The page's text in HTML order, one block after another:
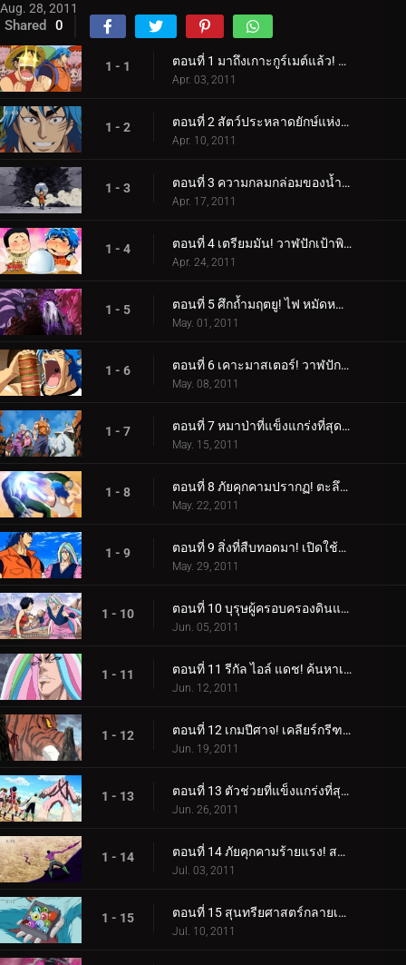
Aug. 28, 2011
Shared 0
1 - 1 ตอนที่ 1 มาถึงเกาะกูร์เมต์แล้ว! นักล่าอาหาร โทริโกะ ปรากฏตัว!
Apr. 03, 2011
1 - 2 ตอนที่ 2 สัตว์ประหลาดยักษ์แห่งดินแดนที่ยังไม่มีใครสำรวจ! โทริโกะ จับตัวการาราเกเตอร์!
Apr. 10, 2011
1 - 3 ตอนที่ 3 ความกลมกล่อมของน้ำผลไม้เจ็ดสี! รับผลไม้สายรุ้ง!
Apr. 17, 2011
1 - 4 ตอนที่ 4 เตรียมมัน! วาฬปักเป้าพิษ! โคโค่ ราชาแห่งสวรรค์ปรากฏตัว!
Apr. 24, 2011
1 - 5 ตอนที่ 5 ศึกถ้ำมฤตยู! ไฟ หมัดหนามห้าเท่า!
May. 01, 2011
1 - 6 ตอนที่ 6 เคาะมาสเตอร์! วาฬปักเป้า ถึงเวลาของความอร่อยแล้ว!
May. 08, 2011
1 - 7 ตอนที่ 7 หมาป่าที่แข็งแกร่งที่สุดเท่าที่เคยมีมา! Battle Wolf ได้เกิดใหม่แล้ว!
May. 15, 2011
1 - 8 ตอนที่ 8 ภัยคุกคามปรากฏ! ตะลึงที่ Gourmet Coliseum!
May. 22, 2011
1 - 9 ตอนที่ 9 สิ่งที่สืบทอดมา! เปิดใช้งาน Gourmet Cells!
May. 29, 2011
1 - 10 ตอนที่ 10 บุรุษผู้ครอบครองดินแดนอันไร้เทียมทาน! เขาชื่อซานิ!
Jun. 05, 2011
1 - 11 ตอนที่ 11 รีกัล ไอล์ แดช! ค้นหาเนื้ออัญมณี!
Jun. 12, 2011
1 - 12 ตอนที่ 12 เกมปีศาจ! เคลียร์กรีฑาปีศาจ!
Jun. 19, 2011
1 - 13 ตอนที่ 13 ตัวช่วยที่แข็งแกร่งที่สุด! ปะทะ โคโค่ ปะทะ จีทีโรโบ!
Jun. 26, 2011
1 - 14 ตอนที่ 14 ภัยคุกคามร้ายแรง! สมการชนะของโคโค่
Jul. 03, 2011
1 - 15 ตอนที่ 15 สุนทรียศาสตร์กลายเป็นเรื่องยาก! การต่อสู้ลูกผู้ชายของซันนี่
Jul. 10, 2011